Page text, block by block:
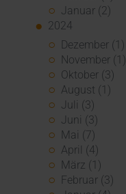
Januar (2)
2024
Dezember (1)
November (1)
Oktober (3)
August (1)
Juli (3)
Juni (3)
Mai (7)
April (4)
März (1)
Februar (3)